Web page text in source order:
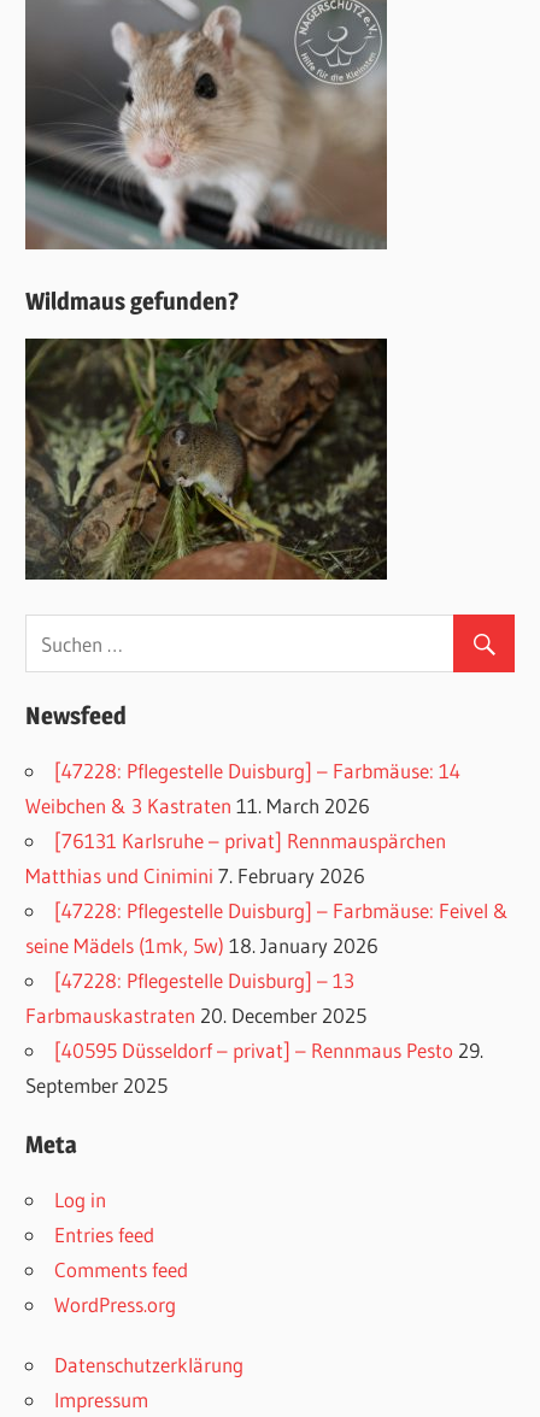
Wildmaus gefunden?
Newsfeed
[47228: Pflegestelle Duisburg] – Farbmäuse: 14
Weibchen & 3 Kastraten 11. March 2026
[76131 Karlsruhe – privat] Rennmauspärchen
Matthias und Cinimini 7. February 2026
[47228: Pflegestelle Duisburg] – Farbmäuse: Feivel &
seine Mädels (1mk, 5w) 18. January 2026
[47228: Pflegestelle Duisburg] – 13
Farbmauskastraten 20. December 2025
[40595 Düsseldorf – privat] – Rennmaus Pesto 29.
September 2025
Meta
Log in
Entries feed
Comments feed
WordPress.org
Datenschutzerklärung
Impressum